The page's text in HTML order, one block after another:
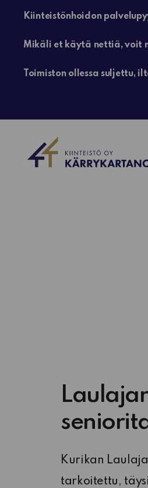
Kiinteistönhoidon
Mikäli et käytä nettiä, voit
Toimiston ollessa suljettu,
Kurikan
tarkoitettu,